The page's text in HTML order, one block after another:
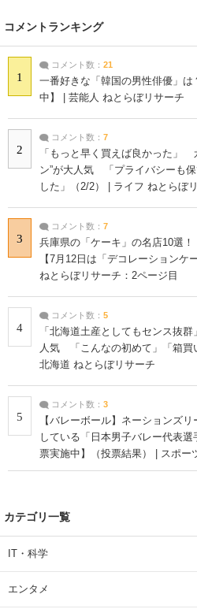
コメントランキング
1
コメント数： 21
一番好きな「韓国の男性俳優」
中】 | 芸能人 ねとらぼリサーチ
2
コメント数： 7
「もっと早く買えば良かった」
ン”が大人気 「プライバシーも
した」（2/2） | ライフ ねとらぼ
3
コメント数： 7
兵庫県の「ケーキ」の名店10選
【7月12日は「デコレーションケ
ねとらぼリサーチ：2ページ目
4
コメント数： 5
「北海道土産としてもセンス抜
人気 「こんなの初めて」「箱買
北海道 ねとらぼリサーチ
5
コメント数： 3
【バレーボール】ネーションズ
している「日本男子バレー代表
票実施中】（投票結果） | スポー
カテゴリ一覧
IT・科学
エンタメ